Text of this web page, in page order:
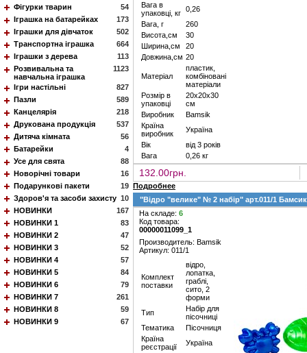
54
Фігурки тварин
173
Іграшка на батарейках
502
Іграшки для дівчаток
664
Транспортна іграшка
113
Іграшки з дерева
1123
Розвивальна та
навчальна іграшка
827
Ігри настільні
589
Пазли
218
Канцелярія
537
Друкована продукція
56
Дитяча кімната
4
Батарейки
88
Усе для свята
16
Новорічні товари
19
Подарункові пакети
10
Здоров'я та засоби захисту
167
НОВИНКИ
83
НОВИНКИ 1
47
НОВИНКИ 2
52
НОВИНКИ 3
57
НОВИНКИ 4
84
НОВИНКИ 5
79
НОВИНКИ 6
261
НОВИНКИ 7
59
НОВИНКИ 8
67
НОВИНКИ 9
Вага в
упаковці, кг 0,26
Вага, г
260
Висота,см
30
Ширина,см
20
Довжина,см 20
Матеріал
пластик,
комбіновані
матеріали
Розмір в
упаковці
20х20х30
см
Виробник
Bamsik
Країна
виробник
Україна
Вік
від 3 років
Вага
0,26 кг
132.00грн.
Подробнее
"Відро "велике" № 2 набір" арт.011/1
На складе: 6
Код товара:
00000011099_1
Производитель: Bamsik
Артикул: 011/1
Комплект
поставки
відро,
лопатка,
граблі,
сито, 2
форми
Тип
Набір для
пісочниці
Тематика
Пісочниця
Країна
реєстрації
Україна